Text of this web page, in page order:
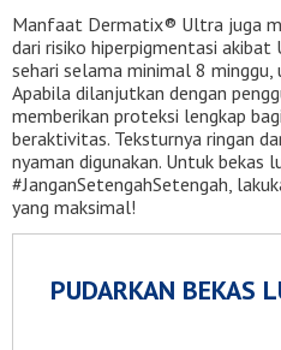
Manfaat Dermatix® Ultra juga
dari risiko hiperpigmentasi akibat
sehari selama minimal 8
Apabila dilanjutkan dengan
memberikan proteksi lengkap
beraktivitas. Teksturnya ringan
nyaman digunakan. Untuk bekas
#JanganSetengahSetengah,
yang maksimal!
PUDARKAN BEKAS